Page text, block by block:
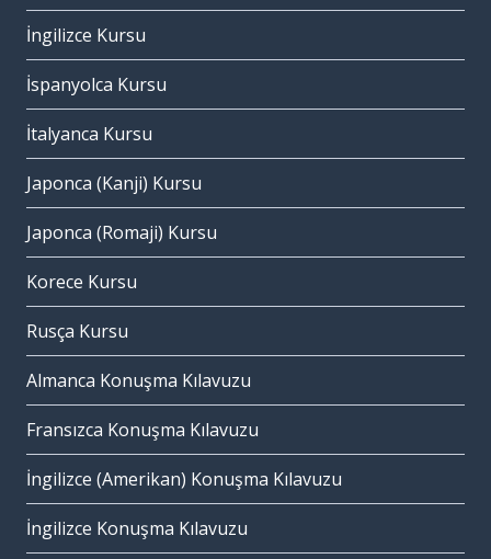
İngilizce Kursu
İspanyolca Kursu
İtalyanca Kursu
Japonca (Kanji) Kursu
Japonca (Romaji) Kursu
Korece Kursu
Rusça Kursu
Almanca Konuşma Kılavuzu
Fransızca Konuşma Kılavuzu
İngilizce (Amerikan) Konuşma Kılavuzu
İngilizce Konuşma Kılavuzu